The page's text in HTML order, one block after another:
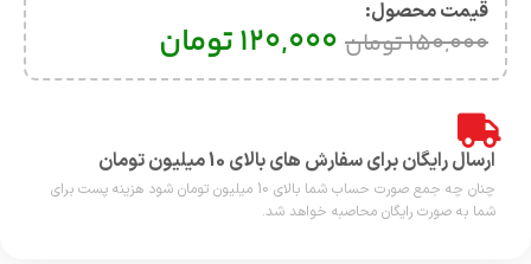
قیمت محصول:​
150,000تومان 120,000تومان
ارسال رایگان برای سفارش های بالای 10 میلیون تومان
چنان چه جمع صورت حساب شما بالای 10 میلیون تومان شود هزینه پست برای
شما به صورت رایگان محاصبه خواهد شد.